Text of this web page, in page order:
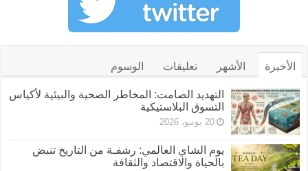
الأخيرة الأشهر تعليقات الوسوم
التهديد الصامت: المخاطر الصحية والبيئية لأكياس
التسوق البلاستيكية
20 يونيو، 2026
يوم الشاي العالمي: رشفـة من التاريخ تنبض
بالحياة والاقتصاد والثقافة